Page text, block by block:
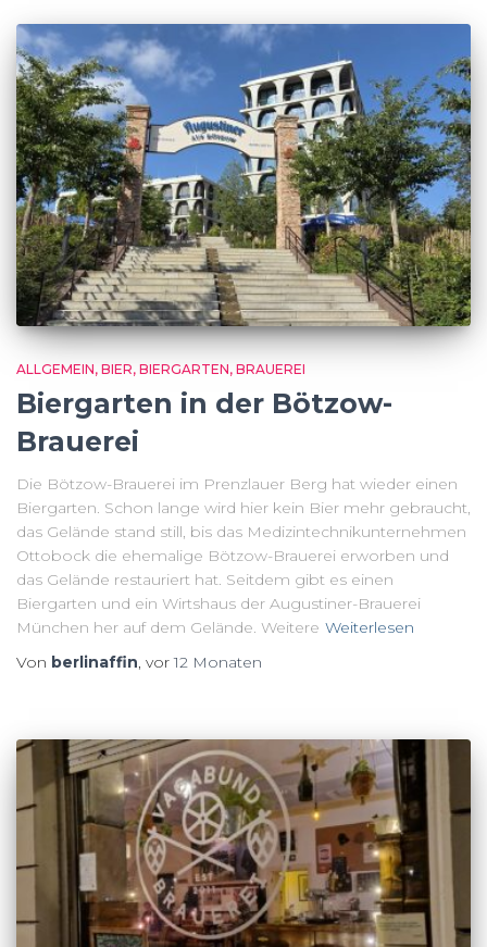
ALLGEMEIN BIER BIERGARTEN BRAUEREI
Biergarten in der Bötzow-
Brauerei
Die Bötzow-Brauerei im Prenzlauer Berg hat wieder einen
Biergarten. Schon lange wird hier kein Bier mehr gebraucht,
das Gelände stand still, bis das Medizintechnikunternehmen
Ottobock die ehemalige Bötzow-Brauerei erworben und
das Gelände restauriert hat. Seitdem gibt es einen
Biergarten und ein Wirtshaus der Augustiner-Brauerei
München her auf dem Gelände. Weitere Weiterlesen
Von berlinaffin, vor12 Monaten